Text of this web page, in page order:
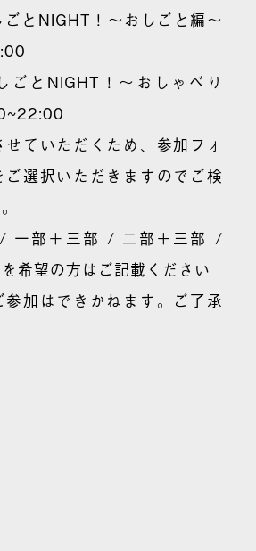
とNIGHT！〜おしごと編〜
ごとNIGHT！〜おしゃべり
ていただくため、参加フォ
ご選択いただきますのでご検
部＋三部 / 二部＋三部 /
希望の方はご記載ください
加はできかねます。ご了承